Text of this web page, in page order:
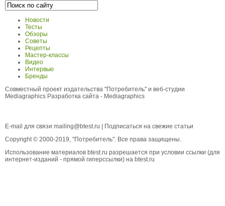
Новости
Тесты
Обзоры
Советы
Рецепты
Мастер-классы
Видео
Интервью
Бренды
Совместный проект издательства "Потребитель" и веб-студии
Mediagraphics Разработка сайта - Mediagraphics
E-mail для связи mailing@btest.ru
Подписаться на свежие статьи
Copyright © 2000-2019, "Потребитель". Все права защищены.
Использование материалов btest.ru разрешается при условии ссылки (для
интернет-изданий - прямой гиперссылки) на btest.ru